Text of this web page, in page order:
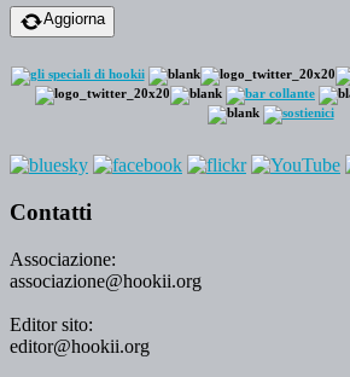
Aggiorna
Contatti
Associazione:
associazione@hookii.org
Editor sito:
editor@hookii.org